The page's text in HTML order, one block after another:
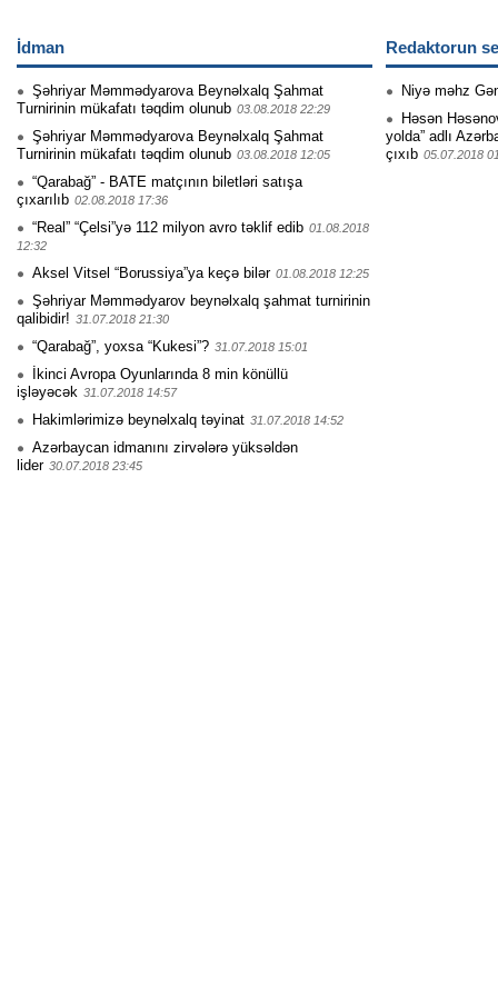
İdman
Şəhriyar Məmmədyarova Beynəlxalq Şahmat
Turnirinin mükafatı təqdim olunub 03.08.2018 22:29
Şəhriyar Məmmədyarova Beynəlxalq Şahmat
Turnirinin mükafatı təqdim olunub 03.08.2018 12:05
“Qarabağ” - BATE matçının biletləri satışa
çıxarılıb 02.08.2018 17:36
“Real” “Çelsi”yə 112 milyon avro təklif edib 01.08.2018
12:32
Aksel Vitsel “Borussiya”ya keçə bilər 01.08.2018 12:25
Şəhriyar Məmmədyarov beynəlxalq şahmat turnirinin
qalibidir! 31.07.2018 21:30
“Qarabağ”, yoxsa “Kukesi”? 31.07.2018 15:01
İkinci Avropa Oyunlarında 8 min könüllü
işləyəcək 31.07.2018 14:57
Hakimlərimizə beynəlxalq təyinat 31.07.2018 14:52
Azərbaycan idmanını zirvələrə yüksəldən
lider 30.07.2018 23:45
Redaktorun
Niyə məhz
Həsən
yolda” adlı
çıxıb 05.07.2018